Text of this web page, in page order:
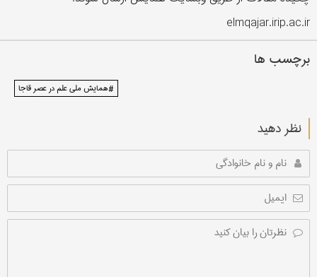
elmqajar.irip.ac.ir
برچسب ها
# همایش ملی علم در عصر قاجا
نظر دهید